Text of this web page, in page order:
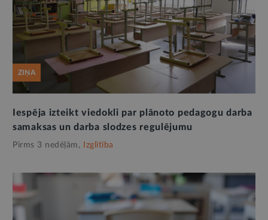
ZIŅA
Iespēja izteikt viedokli par plānoto pedagogu darba
samaksas un darba slodzes regulējumu
Pirms 3 nedēļām, Izglītība